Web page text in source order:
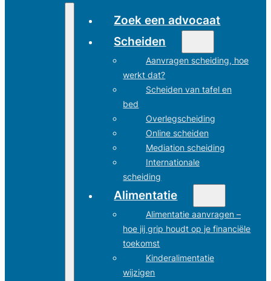
Zoek een advocaat
Scheiden
Aanvragen scheiding, hoe
werkt dat?
Scheiden van tafel en
bed
Overlegscheiding
Online scheiden
Mediation scheiding
Internationale
scheiding
Alimentatie
Alimentatie aanvragen –
hoe jij grip houdt op je financiële
toekomst
Kinderalimentatie
wijzigen